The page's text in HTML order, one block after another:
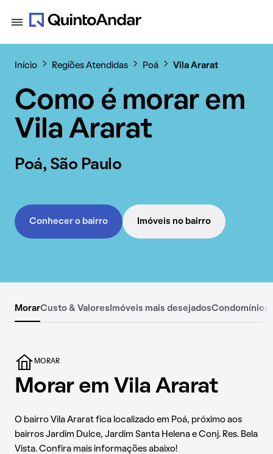
Início Regiões Atendidas Poá Vila Ararat
Como é morar em
Vila Ararat
Poá, São Paulo
Conhecer o bairro Imóveis no bairro
MorarCusto & Valores Imóveis mais desejadosCondomínios
MORAR
Morar em Vila Ararat
O bairro Vila Ararat fica localizado em Poá, próximo aos
bairros Jardim Dulce, Jardim Santa Helena e Conj. Res. Bela
Vista. Confira mais informações abaixo!